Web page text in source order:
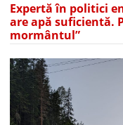
Expertă în politici
are apă suficientă.
mormântul”